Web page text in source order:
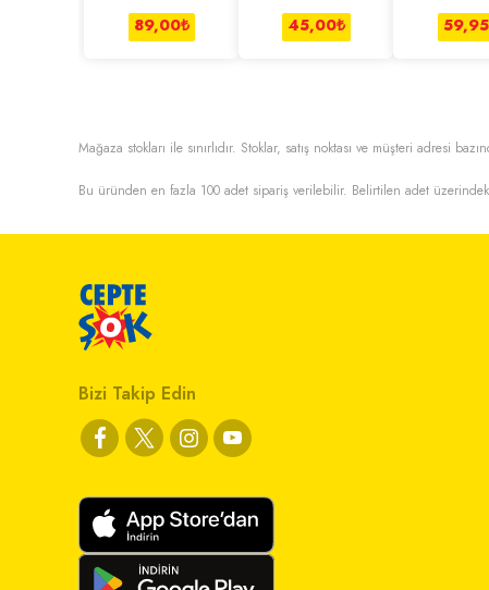
89,00₺
45,00₺
G
59,95
Mağaza stokları ile sınırlıdır. Stoklar, satış noktası ve müşteri adresi
Bu üründen en fazla 100 adet sipariş verilebilir. Belirtilen adet
Bizi Takip Edin